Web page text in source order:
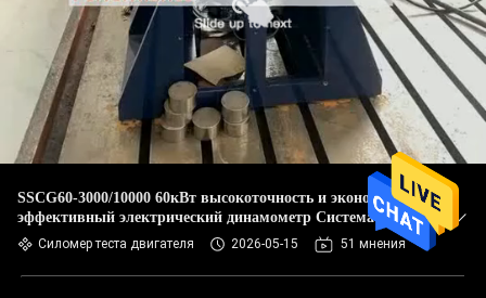
SSCG60-3000/10000 60кВт высокоточность и экономично-
эффективный электрический динамометр Система
испытательной скамейки для испытания
производительности двигателя
Силомер теста двигателя 2026-05-15 51 мнения